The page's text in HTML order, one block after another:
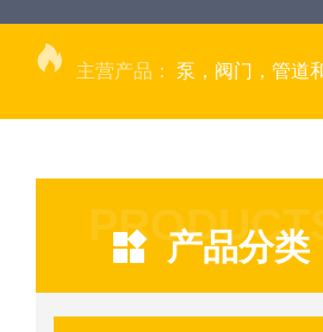
主营产品： 泵，阀门，管道
产品分类